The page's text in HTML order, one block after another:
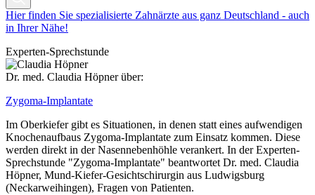
Hier finden Sie spezialisierte Zahnärzte aus ganz Deutschland - auch
in Ihrer Nähe!
Experten-Sprechstunde
Dr. med. Claudia Höpner über:
Zygoma-Implantate
Im Oberkiefer gibt es Situationen, in denen statt eines aufwendigen
Knochenaufbaus Zygoma-Implantate zum Einsatz kommen. Diese
werden direkt in der Nasennebenhöhle verankert. In der Experten-
Sprechstunde "Zygoma-Implantate" beantwortet Dr. med. Claudia
Höpner, Mund-Kiefer-Gesichtschirurgin aus Ludwigsburg
(Neckarweihingen), Fragen von Patienten.